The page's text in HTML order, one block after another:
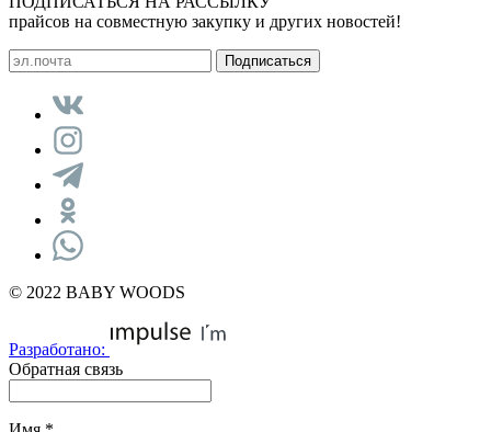
прайсов на совместную закупку и других новостей!
© 2022 BABY WOODS
Разработано:
Обратная связь